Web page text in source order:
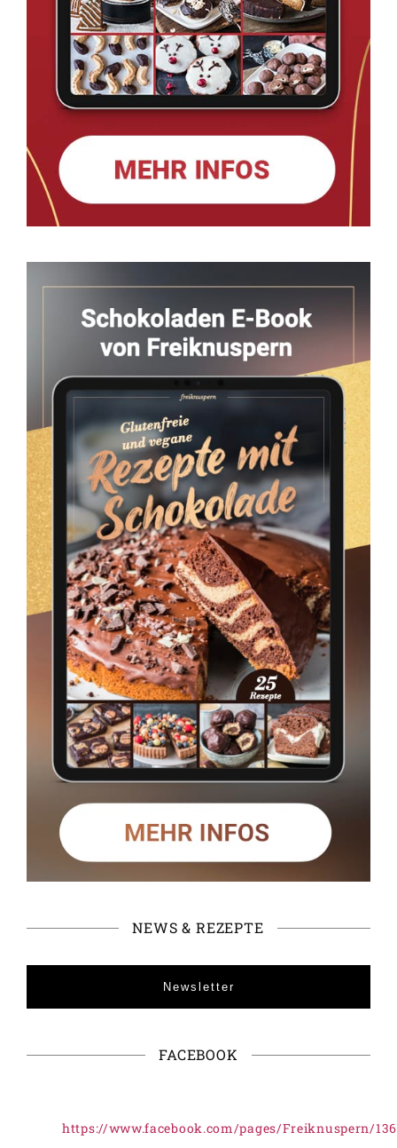
NEWS & REZEPTE
Newsletter
FACEBOOK
https://www.facebook.com/pages/Freiknuspern/